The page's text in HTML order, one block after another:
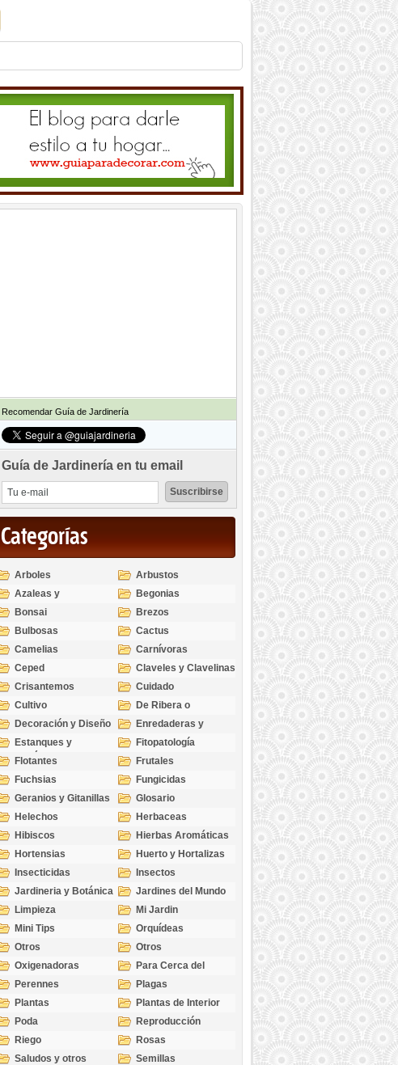
Recomendar Guía de Jardinería
Guía de Jardinería en tu email
Categorías
Arboles
Arbustos
Azaleas y
Rododendros
Begonias
Bonsai
Brezos
Bulbosas
Cactus
Camelias
Carnívoras
Ceped
Claveles y Clavelinas
Crisantemos
Cuidado
Cultivo
De Ribera o
Palustres
Decoración y Diseño
Enredaderas y
cubresuelos
Estanques y
Acuáticas
Fitopatología
Flotantes
Frutales
Fuchsias
Fungicidas
Geranios y Gitanillas
Glosario
Helechos
Herbaceas
Hibiscos
Hierbas Aromáticas
Hortensias
Huerto y Hortalizas
Insecticidas
Insectos
Jardineria y Botánica
Jardines del Mundo
Limpieza
Mi Jardin
Mini Tips
Orquídeas
Otros
Otros
Oxigenadoras
Para Cerca del
Estanque
Perennes
Plagas
Plantas
Plantas de Interior
Poda
Reproducción
Riego
Rosas
Saludos y otros
Semillas